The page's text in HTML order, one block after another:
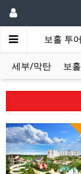
투어 보홀 투어
세부/막탄 보홀